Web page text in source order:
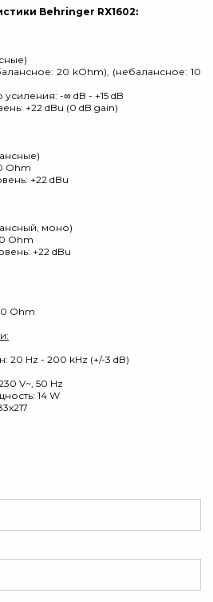
Behringer RX1602:
20 kOhm), (небалансное: 10
-∞ dB - +15 dB
+22 dBu (0 dB gain)
Ohm
+22 dBu
моно)
Ohm
+22 dBu
Ohm
20 Hz - 200 kHz (+/-3 dB)
V~, 50 Hz
14 W